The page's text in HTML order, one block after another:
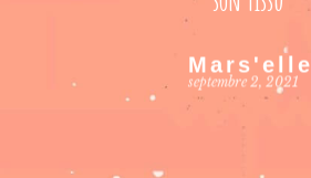
Mars'elle
septembre 2, 2021